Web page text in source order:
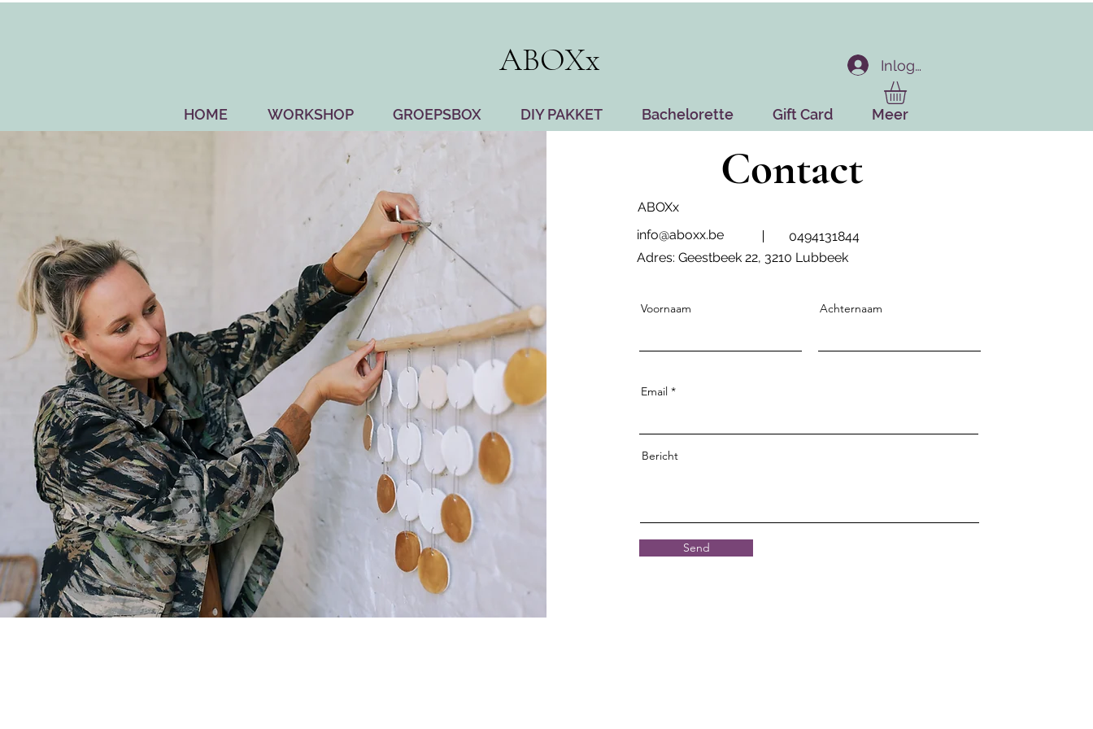
ABOXx Inloggen
HOME WORKSHOP GROEPSBOX DIY PAKKET Bachelorette Gift Card Meer
Contact
ABOXx
info@aboxx.be
0494131844
Adres: Geestbeek 22, 3210 Lubbeek
Voornaam Achternaam
Email
Bericht
Send